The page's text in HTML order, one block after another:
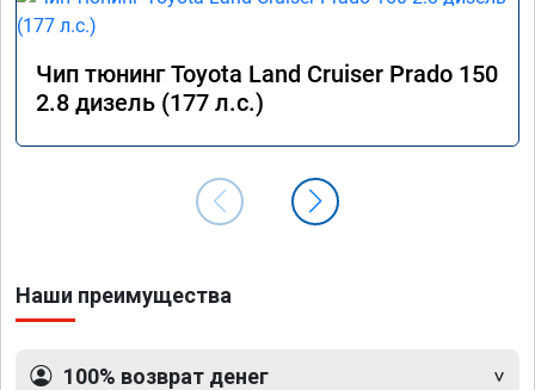
Чип тюнинг Toyota Land Cruiser Prado 150
2.8 дизель (177 л.с.)
Наши преимущества
100% возврат денег